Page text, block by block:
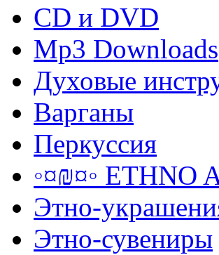
CD и DVD
Mp3 Downloads
Духовые
Варганы
Перкуссия
◦¤₪¤◦ ETHNO
Этно-
Этно-сувениры